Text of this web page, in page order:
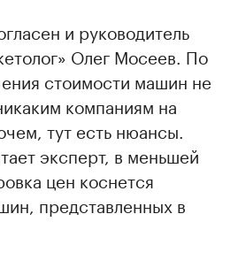
и руководитель
Олег Мосеев. По
стоимости машин не
компаниям на
тут есть нюансы.
эксперт, в меньшей
цен коснется
представленных в